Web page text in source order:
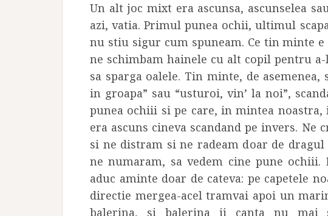
Un alt joc mixt era ascunsa, ascunselea
azi, vatia. Primul punea ochii, ultimul
nu stiu sigur cum spuneam. Ce tin minte e
ne schimbam hainele cu alt copil pentru
sa sparga oalele. Tin minte, de asemenea,
in groapa” sau “usturoi, vin’ la noi”,
punea ochiii si pe care, in mintea
era ascuns cineva scandand pe invers. Ne
si ne distram si ne radeam doar de
ne numaram, sa vedem cine pune
aduc aminte doar de cateva: pe capetele
directie mergea-acel tramvai apoi un
balerina, si balerina ii canta nu